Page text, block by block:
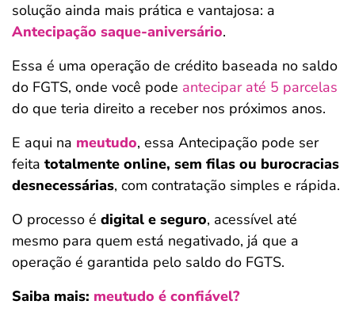
solução ainda mais prática e vantajosa: a
Antecipação saque-aniversário.
Essa é uma operação de crédito baseada no saldo
do FGTS, onde você pode antecipar até 5 parcelas
do que teria direito a receber nos próximos anos.
E aqui na meutudo, essa Antecipação pode ser
feita totalmente online, sem filas ou burocracias
desnecessárias, com contratação simples e rápida.
O processo é digital e seguro, acessível até
mesmo para quem está negativado, já que a
operação é garantida pelo saldo do FGTS.
Saiba mais: meutudo é confiável?